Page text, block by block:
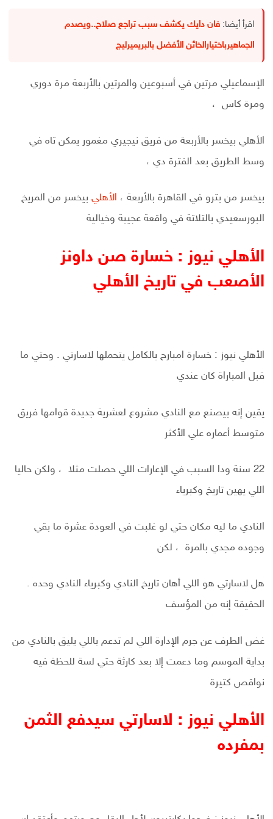
اقرأ أيضا: فان دايك يكشف سبب تراجع صلاح..ويصدم
الجماهيرباختيارالخائن الأفضل بالبريميرليج
الإسماعيلي مرتين في أسبوعين والمرتين بالأربعة مرة دوري
ومرة كاس ،
الأهلي بيخسر بالأربعة من فريق نيجيري مغمور يمكن تاه في
وسط الطريق بعد الفترة دي ،
بيخسر من بترو في القاهرة بالأربعة ، الأهلي بيخسر من المريخ
البورسعيدي بالتلاتة في واقعة عجيبة وخيالية
الأهلي نيوز : خسارة صن داونز
الأصعب في تاريخ الأهلي
الأهلي نيوز : خسارة امبارح بالكامل يتحملها لاسارتي . وحتي ما
قبل المباراة كان عندي
يقين إنه بيصنع مع النادي مشروع لعشرية جديدة قوامها فريق
متوسط أعماره علي الأكثر
22 سنة ودا السبب في الإعارات اللي حصلت مثلا ، ولكن حاليا
اللي يهين تاريخ وكبرياء
النادي ما ليه مكان حتي لو غلبت في العودة عشرة ما بقي
وجوده مجدي بالمرة ، لكن
هل لاسارتي هو اللي أهان تاريخ النادي وكبرياء النادي وحده .
الحقيقة إنه من المؤسف
غض الطرف عن جرم الإدارة اللي لم تدعم باللي يليق بالنادي من
بداية الموسم وما دعمت إلا بعد كارثة حتي لسة للحظة فيه
نواقص كتيرة
الأهلي نيوز : لاسارتي سيدفع الثمن
بمفرده